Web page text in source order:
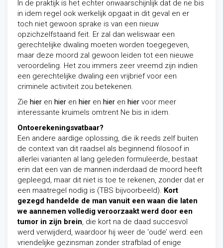
In de praktijk is het echter onwaarschijnlijk dat de ne bis
in idem regel ook werkelijk opgaat in dit geval en er
toch niet gewoon sprake is van een nieuw
opzichzelfstaand feit. Er zal dan weliswaar een
gerechtelijke dwaling moeten worden toegegeven,
maar deze moord zal gewoon leiden tot een nieuwe
veroordeling. Het zou immers zeer vreemd zijn indien
een gerechtelijke dwaling een vrijbrief voor een
criminele activiteit zou betekenen.
Zie hier en hier en hier en hier en hier voor meer
interessante kruimels omtrent Ne bis in idem.
Ontoerekeningsvatbaar?
Een andere aardige oplossing, die ik reeds zelf buiten
de context van dit raadsel als beginnend filosoof in
allerlei varianten al lang geleden formuleerde, bestaat
erin dat een van de mannen inderdaad de moord heeft
gepleegd, maar dit niet is toe te rekenen, zonder dat er
een maatregel nodig is (TBS bijvoorbeeld). Kort
gezegd handelde de man vanuit een waan die laten
we aannemen volledig veroorzaakt werd door een
tumor in zijn brein, die kort na de daad succesvol
werd verwijderd, waardoor hij weer de ‘oude’ werd: een
vriendelijke gezinsman zonder strafblad of enige